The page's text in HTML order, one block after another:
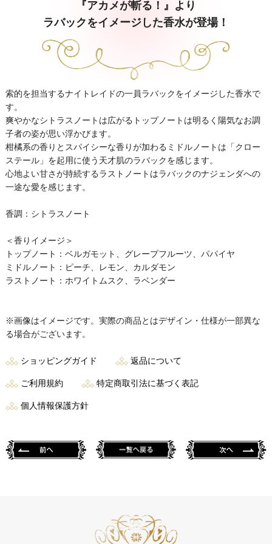
『アカメが斬る！』より
ラバックをイメージした香水が登場！
索的を担当するナイトレイドの一員ラバックをイメージした香水で
す。
爽やかなシトラスノートは広がるトップノートは明るく陽気なお調
子者の姿が思い浮かびます。
柑橘系の香りとスパイシーな香りが加わるミドルノートは「クロー
ステール」を起用に使う天才肌のラバックを感じます。
心地よい甘さが持続するラストノートはラバックのナジェンダへの
一途な愛を感じます。
香調：シトラスノート
＜香りイメージ＞
トップノート：ベルガモット、グレープフルーツ、パパイヤ
ミドルノート：ピーチ、レモン、カルダモン
ラストノート：ホワイトムスク、ラベンダー
※画像はイメージです。実際の商品とはデザイン・仕様が一部異な
る場合がございます。
ショッピングガイド 返品について
ご利用規約 特定商取引法に基づく表記
個人情報保護方針